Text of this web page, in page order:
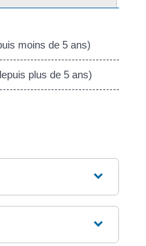
moins de 5 ans)
plus de 5 ans)